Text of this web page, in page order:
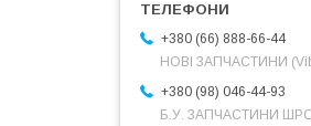
+380 (66) 888-66-44
НОВІ ЗАПЧАСТИНИ
+380 (98) 046-44-93
Б.У. ЗАПЧАСТИНИ